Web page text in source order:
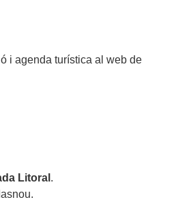
i agenda turística al web de
Litoral .